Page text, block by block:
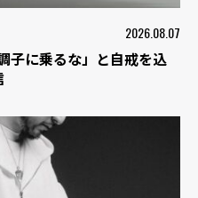
2026.08.07
子に乗るな」と自戒を込